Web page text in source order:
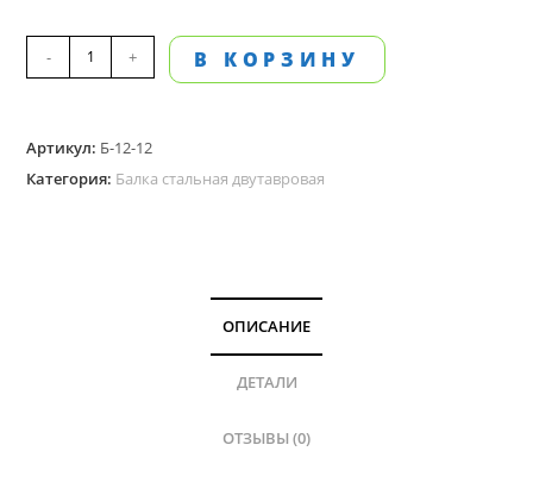
Количество
товара
стальная,
двутавровая
- + В КОРЗИНУ
Артикул: Б-12-12
Категория: Балка стальная двутавровая
ОПИСАНИЕ
ДЕТАЛИ
ОТЗЫВЫ (0)